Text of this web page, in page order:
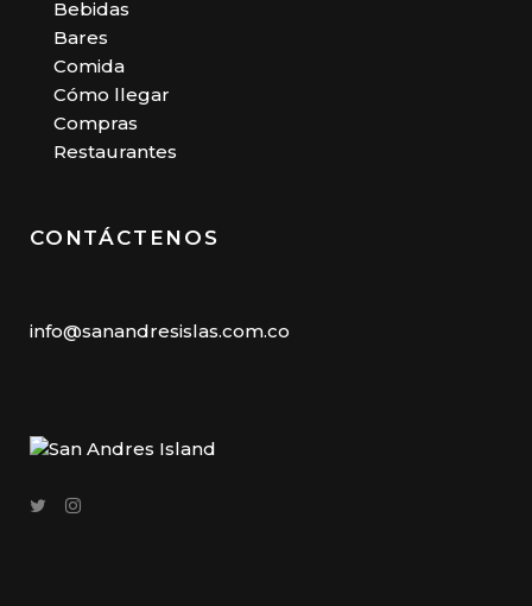
Bebidas
Bares
Comida
Cómo llegar
Compras
Restaurantes
CONTÁCTENOS
info@sanandresislas.com.co